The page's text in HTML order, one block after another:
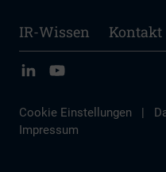
IR-Wissen Kontakt
Cookie Einstellungen |
Impressum